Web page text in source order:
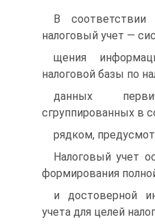
В
налоговый учет —
щения
налоговой базы по
данных
сгруппированных в
рядком,
Налоговый учет
формирования
и достоверной
учета для целей